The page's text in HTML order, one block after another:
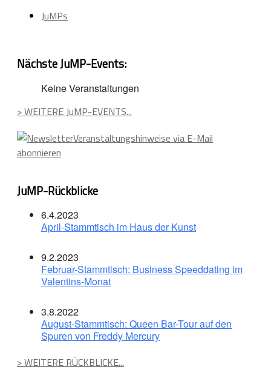
JuMPs
Nächste JuMP-Events:
Keine Veranstaltungen
> WEITERE JuMP-EVENTS...
Veranstaltungshinweise via E-Mail
abonnieren
JuMP-Rückblicke
6.4.2023
April-Stammtisch im Haus der Kunst
9.2.2023
Februar-Stammtisch: Business Speeddating im
Valentins-Monat
3.8.2022
August-Stammtisch: Queen Bar-Tour auf den
Spuren von Freddy Mercury
> WEITERE RÜCKBLICKE...